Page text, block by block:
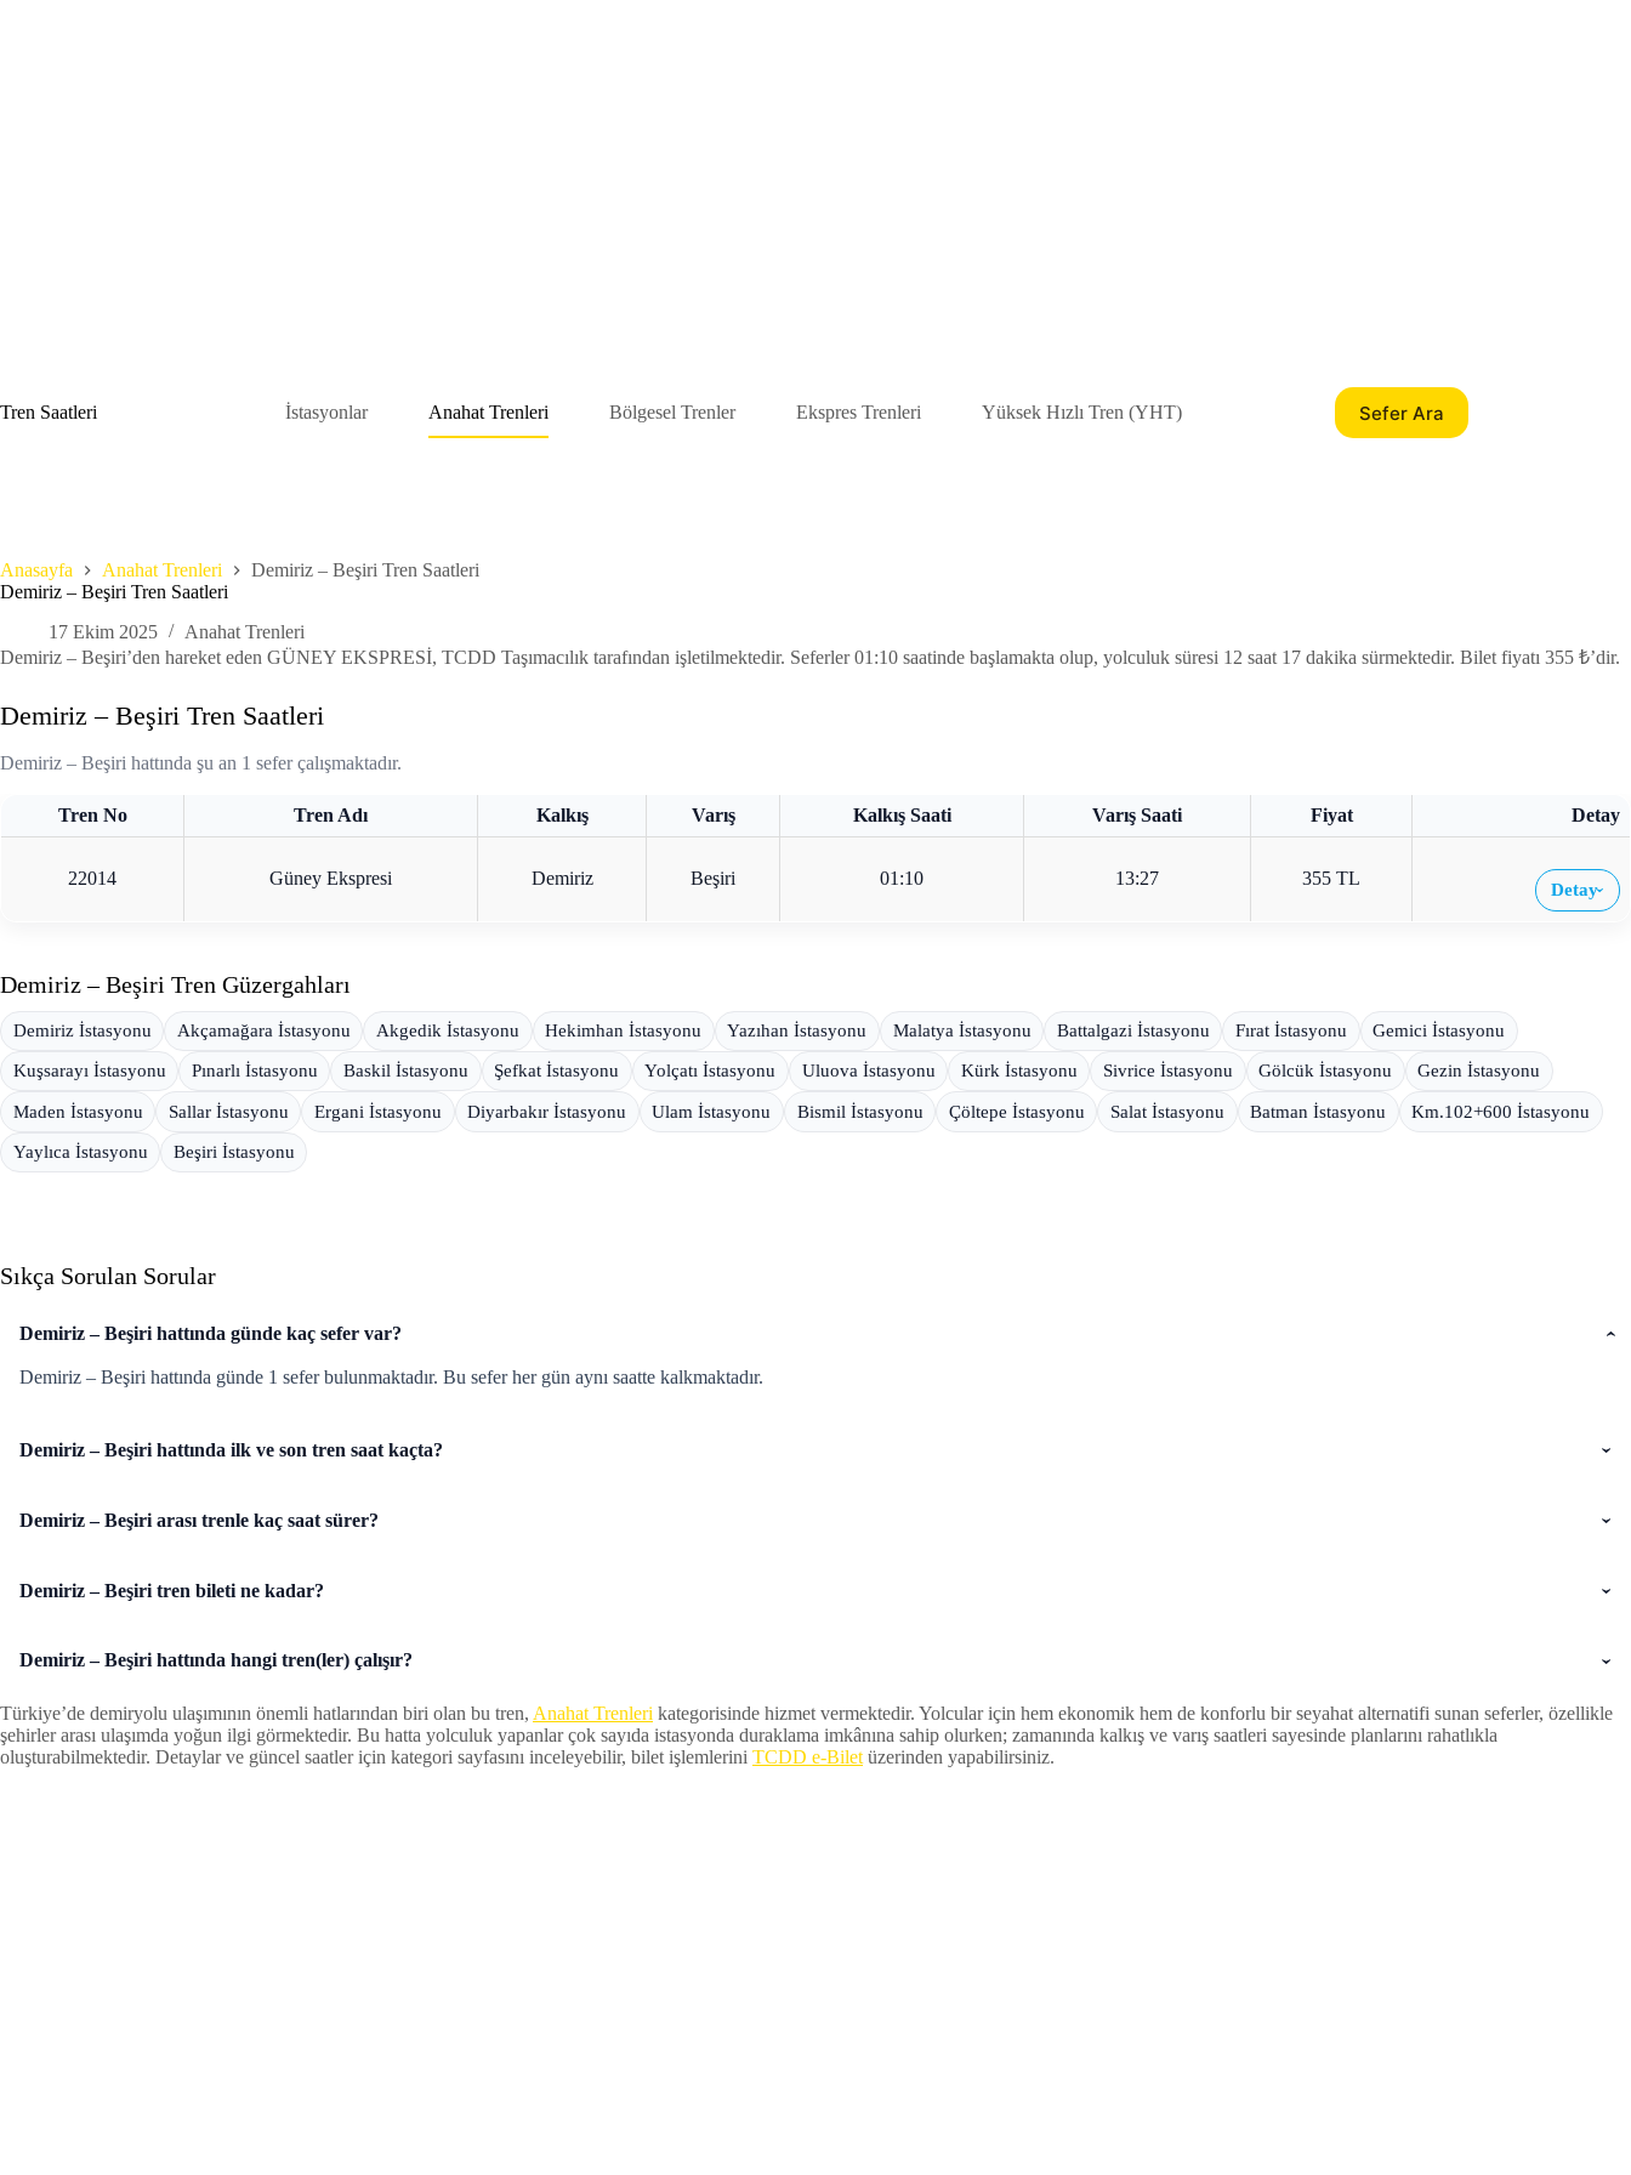
Tren Saatleri
İstasyonlar Anahat Trenleri Bölgesel Trenler Ekspres Trenleri Yüksek Hızlı Tren (YHT) Sefer Ara
Anasayfa Anahat Trenleri
Demiriz – Beşiri Tren Saatleri
Demiriz – Beşiri Tren Saatleri
17 Ekim 2025
Anahat Trenleri
Demiriz – Beşiri’den hareket eden GÜNEY EKSPRESİ, TCDD Taşımacılık tarafından işletilmektedir. Seferler 01:10 saatinde başlamakta olup, yolculuk süresi 12 saat 17 dakika sürmektedir. Bilet fiyatı 355 ₺’dir.
Demiriz – Beşiri Tren Saatleri
Demiriz – Beşiri hattında şu an 1 sefer çalışmaktadır.
Tren No Tren Adı Kalkış Varış Kalkış Saati Varış Saati Fiyat Detay
22014 Güney Ekspresi Demiriz Beşiri 01:10 13:27 355 TL
Detay›
Demiriz – Beşiri Tren Güzergahları
Demiriz İstasyonu Akçamağara İstasyonu Akgedik İstasyonu Hekimhan İstasyonu Yazıhan İstasyonu Malatya İstasyonu Battalgazi İstasyonu Fırat İstasyonu Gemici İstasyonu
Kuşsarayı İstasyonu Pınarlı İstasyonu Baskil İstasyonu Şefkat İstasyonu Yolçatı İstasyonu Uluova İstasyonu Kürk İstasyonu Sivrice İstasyonu Gölcük İstasyonu Gezin İstasyonu
Maden İstasyonu Sallar İstasyonu Ergani İstasyonu Diyarbakır İstasyonu Ulam İstasyonu Bismil İstasyonu Çöltepe İstasyonu Salat İstasyonu Batman İstasyonu Km.102+600 İstasyonu
Yaylıca İstasyonu Beşiri İstasyonu
Sıkça Sorulan Sorular
Demiriz – Beşiri hattında günde kaç sefer var?
Demiriz – Beşiri hattında günde 1 sefer bulunmaktadır. Bu sefer her gün aynı saatte kalkmaktadır.
Demiriz – Beşiri hattında ilk ve son tren saat kaçta?
Demiriz – Beşiri arası trenle kaç saat sürer?
Demiriz – Beşiri tren bileti ne kadar?
Demiriz – Beşiri hattında hangi tren(ler) çalışır?
Türkiye’de demiryolu ulaşımının önemli hatlarından biri olan bu tren, Anahat Trenleri kategorisinde hizmet vermektedir. Yolcular için hem ekonomik hem de konforlu bir seyahat alternatifi sunan seferler, özellikle
şehirler arası ulaşımda yoğun ilgi görmektedir. Bu hatta yolculuk yapanlar çok sayıda istasyonda duraklama imkânına sahip olurken; zamanında kalkış ve varış saatleri sayesinde planlarını rahatlıkla
oluşturabilmektedir. Detaylar ve güncel saatler için kategori sayfasını inceleyebilir, bilet işlemlerini TCDD e-Bilet üzerinden yapabilirsiniz.